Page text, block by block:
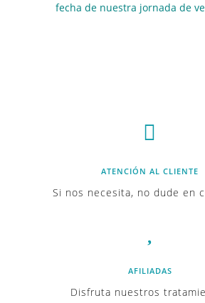
fecha de nuestra jornada de

ATENCIÓN AL CLIENTE
Si nos necesita, no dude en
AFILIADAS
Disfruta nuestros